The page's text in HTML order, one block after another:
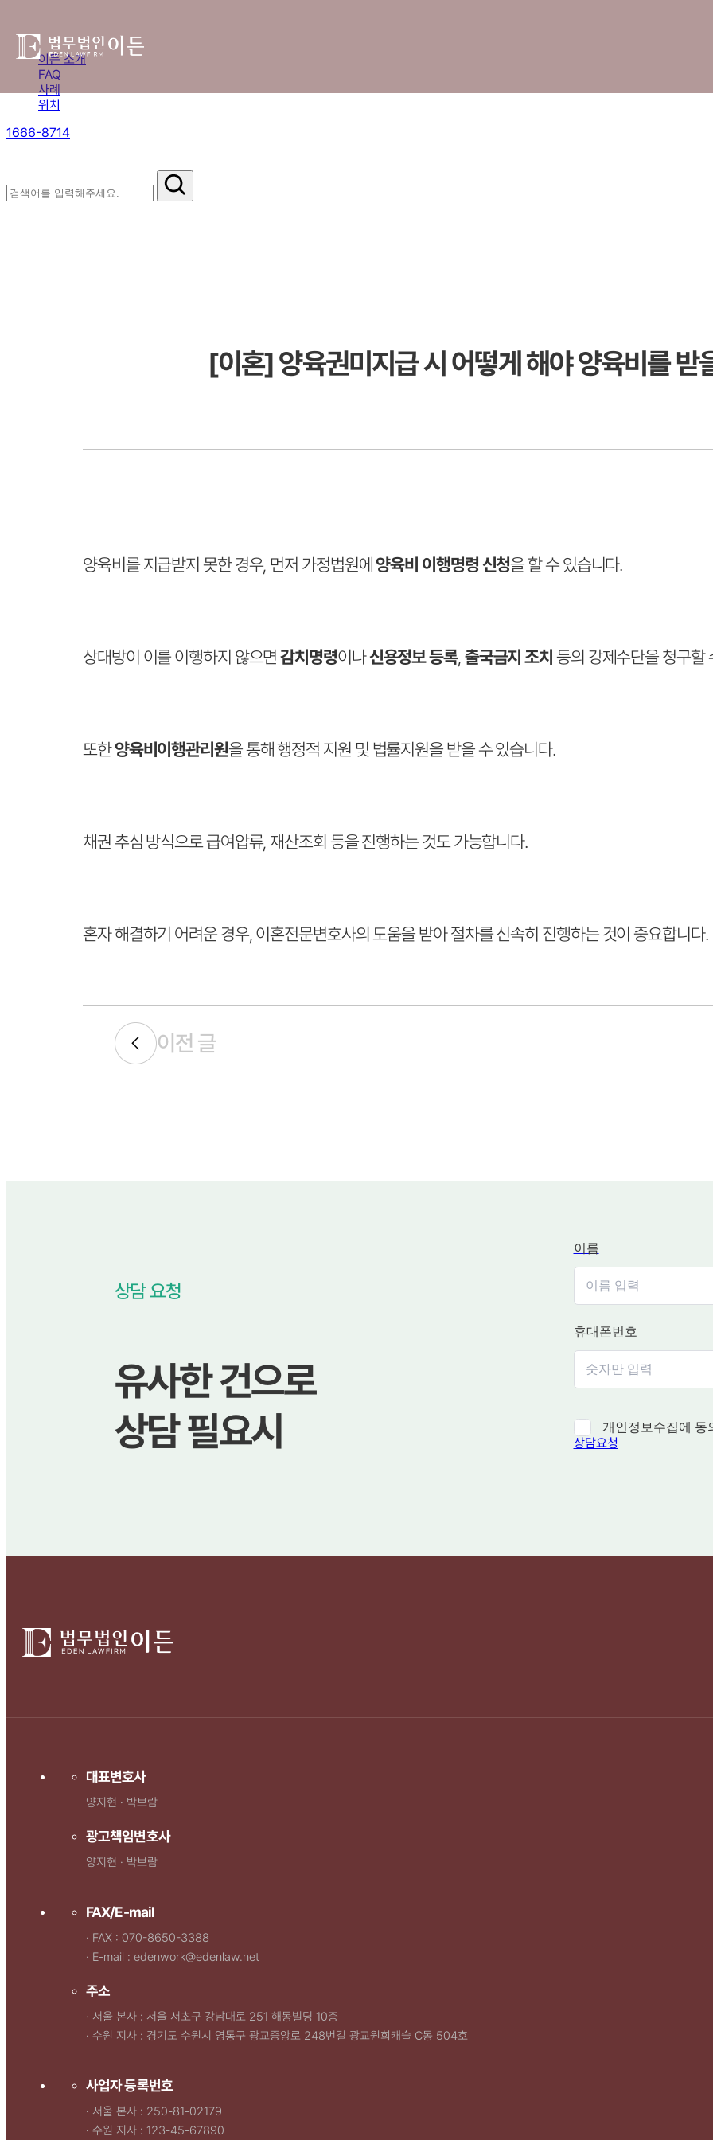
이든 소개
FAQ
사례
위치
1666-8714
[이혼] 양육권미지급 시 어떻게 해야 양육비를 받
양육비를 지급받지 못한 경우, 먼저 가정법원에양육비 이행명령 신청을 할 수 있습니다.
상대방이 이를 이행하지 않으면감치명령이나신용정보 등록,출국금지 조치등의 강제수단을 청구할
또한양육비이행관리원을 통해 행정적 지원 및 법률지원을 받을 수 있습니다.
채권 추심 방식으로 급여압류, 재산조회 등을 진행하는 것도 가능합니다.
혼자 해결하기 어려운 경우, 이혼전문변호사의 도움을 받아 절차를 신속히 진행하는 것이 중요합니다.
이전 글
상담 요청
유사한 건으로
상담 필요시
이름
휴대폰번호
개인정보수집에 동
상담요청
대표변호사
양지현 · 박보람
광고책임변호사
양지현 · 박보람
FAX/E-mail
· FAX : 070-8650-3388
· E-mail : edenwork@edenlaw.net
주소
· 서울 본사 : 서울 서초구 강남대로 251 해동빌딩 10층
· 수원 지사 : 경기도 수원시 영통구 광교중앙로 248번길 광교원희캐슬 C동 504호
사업자 등록번호
· 서울 본사 : 250-81-02179
· 수원 지사 : 123-45-67890